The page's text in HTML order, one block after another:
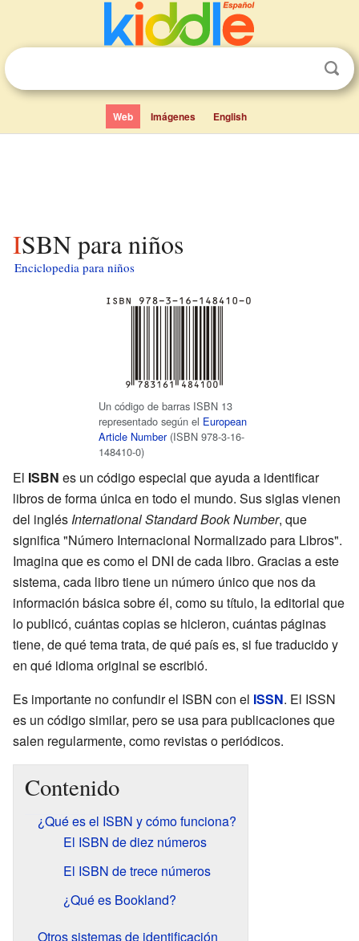
Web Imágenes English
ISBN para niños
Enciclopedia para niños
Un código de barras ISBN 13
representado según el European
Article Number(ISBN 978-3-16-
148410-0)
El ISBN es un código especial que ayuda a identificar
libros de forma única en todo el mundo. Sus siglas vienen
del inglés International Standard Book Number, que
significa "Número Internacional Normalizado para Libros".
Imagina que es como el DNI de cada libro. Gracias a este
sistema, cada libro tiene un número único que nos da
información básica sobre él, como su título, la editorial que
lo publicó, cuántas copias se hicieron, cuántas páginas
tiene, de qué tema trata, de qué país es, si fue traducido y
en qué idioma original se escribió.
Es importante no confundir el ISBN con el ISSN. El ISSN
es un código similar, pero se usa para publicaciones que
salen regularmente, como revistas o periódicos.
Contenido
¿Qué es el ISBN y cómo funciona?
El ISBN de diez números
El ISBN de trece números
¿Qué es Bookland?
Otros sistemas de identificación